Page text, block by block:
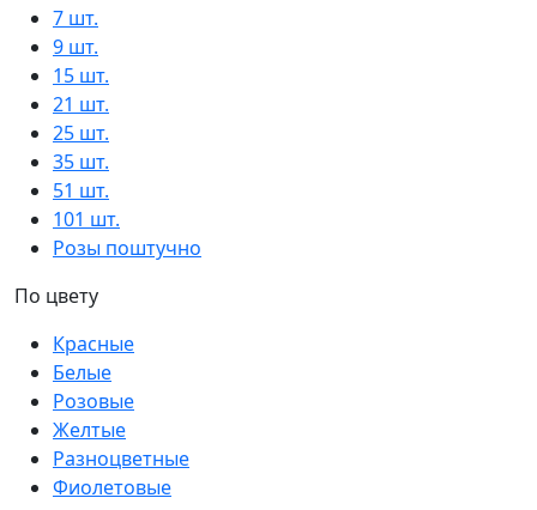
7 шт.
9 шт.
15 шт.
21 шт.
25 шт.
35 шт.
51 шт.
101 шт.
Розы поштучно
По цвету
Красные
Белые
Розовые
Желтые
Разноцветные
Фиолетовые